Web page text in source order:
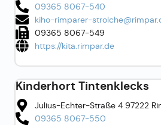
09365 8067-540
kiho-rimparer-
09365 8067-549
https://kita.rimpar.de
Kinderhort Tintenklecks
Julius-Echter-Straße 4 97222
09365 8067-550